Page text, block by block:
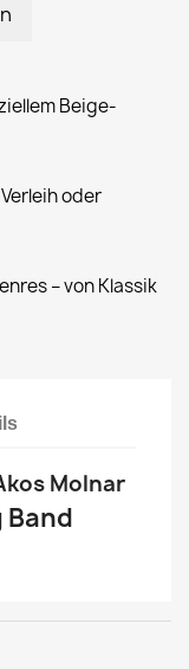
Beige-
oder
– von Klassik
Molnar
Band